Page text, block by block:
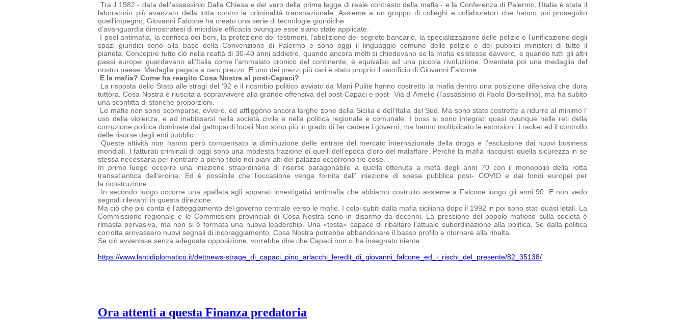
Tra il 1982 - data dell’assassinio Dalla Chiesa e del varo della prima legge di reale contrasto della mafia - e la Conferenza di Palermo, l’Italia è stata il
laboratorio più avanzato della lotta contro la criminalità transnazionale. Assieme a un gruppo di colleghi e collaboratori che hanno poi proseguito
quell’impegno, Giovanni Falcone ha creato una serie di tecnologie giuridiche
d’avanguardia dimostratesi di micidiale efficacia ovunque esse siano state applicate.
I pool antimafia, la confisca dei beni, la protezione dei testimoni, l’abolizione del segreto bancario, la specializzazione delle polizie e l’unificazione degli
spazi giuridici sono alla base della Convenzione di Palermo e sono oggi il linguaggio comune delle polizie e dei pubblici ministeri di tutto il
pianeta.Concepire tutto ciò nella realtà di 30-40 anni addietro, quando ancora molti si chiedevano se la mafia esistesse davvero, e quando tutti gli altri
paesi europei guardavano all’Italia come l’ammalato cronico del continente, è equivalso ad una piccola rivoluzione. Diventata poi una medaglia del
nostro paese. Medaglia pagata a caro prezzo. E uno dei prezzi più cari è stato proprio il sacrificio di Giovanni Falcone.
E la mafia? Come ha reagito Cosa Nostra al post-Capaci?
La risposta dello Stato alle stragi del ‘92 e il ricambio politico avviato da Mani Pulite hanno costretto la mafia dentro una posizione difensiva che dura
tuttora. Cosa Nostra è riuscita a sopravvivere alla grande offensiva del post-Capaci e post- Via d’ Amelio (l’assassinio di Paolo Borsellino), ma ha subito
una sconfitta di storiche proporzioni.
Le mafie non sono scomparse, evvero, ed affliggono ancora larghe zone della Sicilia e dell’Italia del Sud. Ma sono state costrette a ridurre al minimo l’
uso della violenza, e ad inabissarsi nella società civile e nella politica regionale e comunale. I boss si sono integrati quasi ovunque nelle reti della
corruzione politica dominate dai gattopardi locali.Non sono più in grado di far cadere i governi, ma hanno moltiplicato le estorsioni, i racket ed il controllo
delle risorse degli enti pubblici.
Queste attività non hanno però compensato la diminuzione delle entrate del mercato internazionale della droga e l’esclusione dai nuovi business
mondiali. I fatturati criminali di oggi sono una modesta frazione di quelli dell’epoca d’oro del malaffare. Perché la mafia riacquisti quella sicurezza in se
stessa necessaria per rientrare a pieno titolo nei piani alti del palazzo occorrono tre cose.
In primo luogo occorre una iniezione straordinaria di risorse paragonabile a quella ottenuta a metà degli anni 70 con il monopolio della rotta
transatlantica dell’eroina. Ed è possibile che l’occasione venga fornita dall’ iniezione di spesa pubblica post- COVID e dai fondi europei per
la ricostruzione.
In secondo luogo occorre una spallata agli apparati investigativi antimafia che abbiamo costruito assieme a Falcone lungo gli anni 90. E non vedo
segnali rilevanti in questa direzione.
Ma ciò che più conta è l’atteggiamento del governo centrale verso le mafie. I colpi subiti dalla mafia siciliana dopo il 1992 in poi sono stati quasi letali. La
Commissione regionale e le Commissioni provinciali di Cosa Nostra sono in disarmo da decenni. La pressione del popolo mafioso sulla società è
rimasta pervasiva, ma non si è formata una nuova leadership. Una «testa» capace di ribaltare l’attuale subordinazione alla politica. Se dalla politica
corrotta arrivassero nuovi segnali di incoraggiamento, Cosa Nostra potrebbe abbandonare il basso profilo e ritornare alla ribalta.
Se ciò avvenisse senza adeguata opposizione, vorrebbe dire che Capaci non ci ha insegnato niente.
https://www.lantidiplomatico.it/dettnews-strage_di_capaci_pino_arlacchi_leredit_di_giovanni_falcone_ed_i_rischi_del_presente/82_35138/
Ora attenti a questa Finanza predatoria